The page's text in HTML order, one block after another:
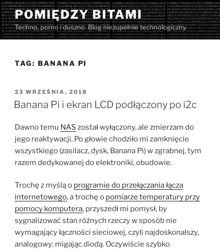
Przejdź
do
treści
POMIĘDZY BITAMI
Techno, porno i duszno. Blog niezupełnie technologiczny.
TAG: BANANA PI
OPUBLIKOWANE
W
23 WRZEŚNIA, 2018
Banana Pi i ekran LCD podłączony po i2c
Dawno temu NAS został wyłączony, ale zmierzam do
jego reaktywacji. Po głowie chodziło mi zamknięcie
wszystkiego (zasilacz, dysk, Banana Pi) w zgrabnej, tym
razem dedykowanej do elektroniki, obudowie.
Trochę z myślą o programie do przełączania łącza
internetowego, a trochę o pomiarze temperatury przy
pomocy komputera, przyszedł mi pomysł, by
sygnalizować stan różnych rzeczy w sposób nie
wymagający łączności sieciowej, czyli najdoskonalszy,
analogowy: migając diodą. Oczywiście szybko